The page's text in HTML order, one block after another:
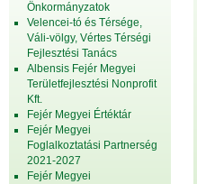
Önkormányzatok
Velencei-tó és Térsége,
Váli-völgy, Vértes Térségi
Fejlesztési Tanács
Albensis Fejér Megyei
Területfejlesztési Nonprofit
Kft.
Fejér Megyei Értéktár
Fejér Megyei
Foglalkoztatási Partnerség
2021-2027
Fejér Megyei